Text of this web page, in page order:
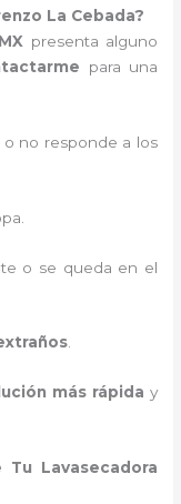
La Cebada?
presenta alguno
para una
o no responde a los
o se queda en el
.
más rápida y
Tu Lavasecadora